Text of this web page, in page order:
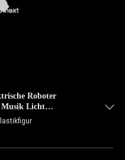
Roboter
Musik Licht